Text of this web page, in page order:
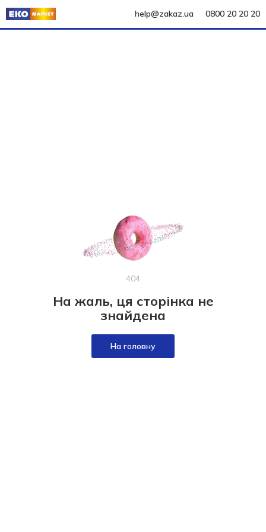
help@zakaz.ua 0800 20 20 20
404
На жаль, ця сторінка не
знайдена
На головну